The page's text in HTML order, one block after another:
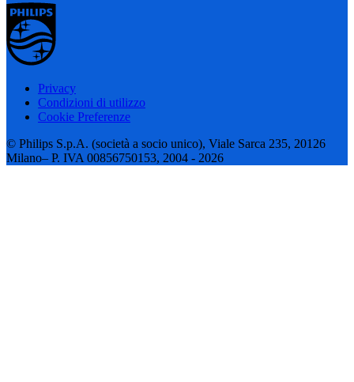
Privacy
Condizioni di utilizzo
Cookie Preferenze
© Philips S.p.A. (società a socio unico), Viale Sarca 235, 20126
Milano– P. IVA 00856750153, 2004 - 2026